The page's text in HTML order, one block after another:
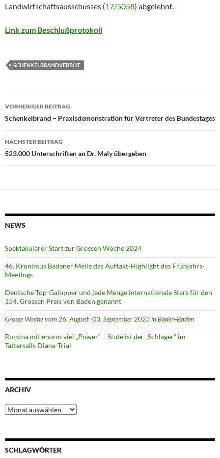
Landwirtschaftsausschusses (17/5058) abgelehnt.
Link zum Beschlußprotokoll
SCHENKELBRANDVERBOT
Beitragsnavigation
VORHERIGER BEITRAG
Schenkelbrand – Praxisdemonstration für Vertreter des Bundestages
NÄCHSTER BEITRAG
523.000 Unterschriften an Dr. Maly übergeben
NEWS
Spektakulärer Start zur Grossen Woche 2024
46. Kronimus Badener Meile das Auftakt-Highlight des Frühjahrs-
Meetings
Deutsche Top-Galopper und jede Menge internationale Stars für den
154. Grossen Preis von Baden genannt
Grosse Woche vom 26. August -03. September 2023 in Baden-Baden
Romina mit enorm viel „Power“ – Stute ist der „Schlager“ im
Tattersalls Diana-Trial
ARCHIV
Archiv
SCHLAGWÖRTER